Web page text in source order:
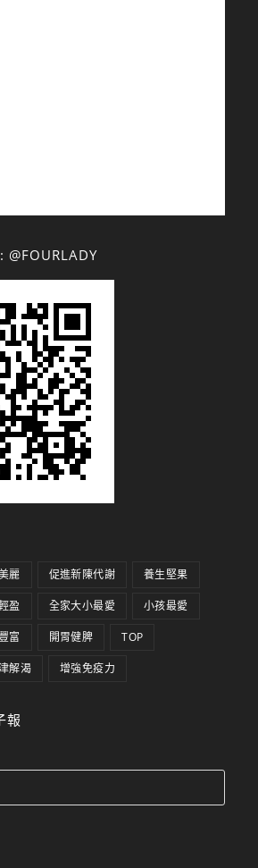
@FOURLADY
麗 促進新陳代謝 養生堅果
盈 全家大小最愛 小孩最愛
富 開胃健脾 TOP
解渴 增強免疫力
報